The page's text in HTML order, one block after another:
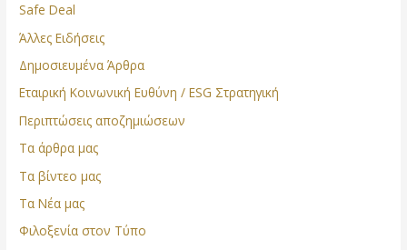
Safe Deal
Άλλες Ειδήσεις
Δημοσιευμένα Άρθρα
Εταιρική Κοινωνική Ευθύνη / ESG Στρατηγική
Περιπτώσεις αποζημιώσεων
Τα άρθρα μας
Τα βίντεο μας
Τα Νέα μας
Φιλοξενία στον Τύπο